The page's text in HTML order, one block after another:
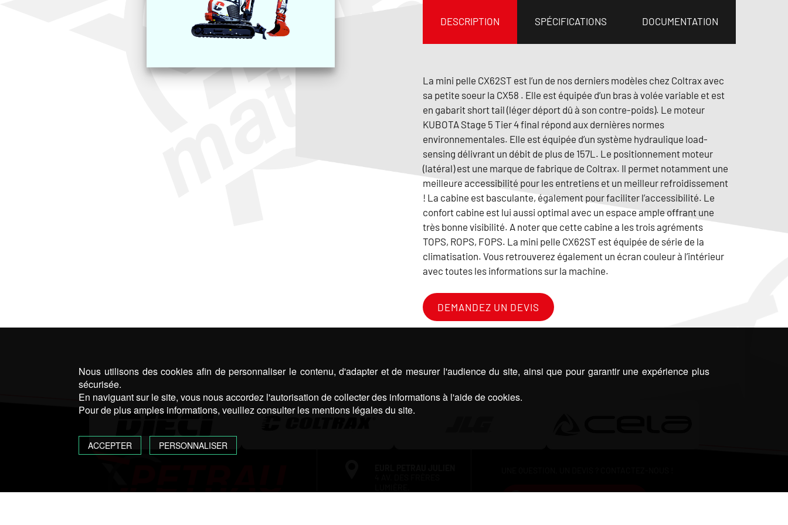
DESCRIPTION SPÉCIFICATIONS DOCUMENTATION
La mini pelle CX62ST est l’un de nos derniers modèles chez Coltrax avec
sa petite soeur la CX58 . Elle est équipée d’un bras à volée variable et est
en gabarit short tail (léger déport dû à son contre-poids). Le moteur
KUBOTA Stage 5 Tier 4 final répond aux dernières normes
environnementales. Elle est équipée d’un système hydraulique load-
sensing délivrant un débit de plus de 157L. Le positionnement moteur
(latéral) est une marque de fabrique de Coltrax. Il permet notamment une
meilleure accessibilité pour les entretiens et un meilleur refroidissement
! La cabine est basculante, également pour faciliter l’accessibilité. Le
confort cabine est lui aussi optimal avec un espace ample offrant une
très bonne visibilité. A noter que cette cabine a les trois agréments
TOPS, ROPS, FOPS. La mini pelle CX62ST est équipée de série de la
climatisation. Vous retrouverez également un écran couleur à l’intérieur
avec toutes les informations sur la machine.
DEMANDEZ UN DEVIS
Nous utilisons des cookies afin de personnaliser le contenu, d'adapter et de mesurer l'audience du site, ainsi que pour garantir une expérience plus
sécurisée.
En naviguant sur le site, vous nous accordez l'autorisation de collecter des informations à l'aide de cookies.
Pour de plus amples informations, veuillez consulter les mentions légales du site.
ACCEPTER PERSONNALISER